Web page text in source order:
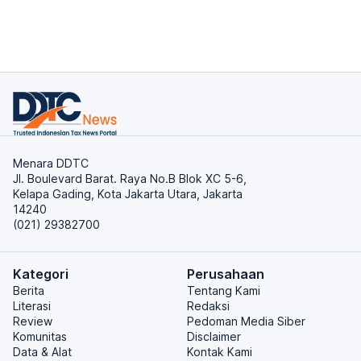
Menara DDTC
Jl. Boulevard Barat. Raya No.B Blok XC 5-6,
Kelapa Gading, Kota Jakarta Utara, Jakarta
14240
(021) 29382700
Kategori
Berita
Literasi
Review
Komunitas
Data & Alat
Perusahaan
Tentang Kami
Redaksi
Pedoman Media Siber
Disclaimer
Kontak Kami